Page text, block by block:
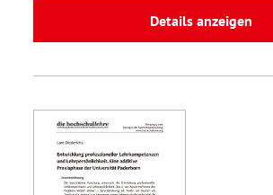
Details anzeigen